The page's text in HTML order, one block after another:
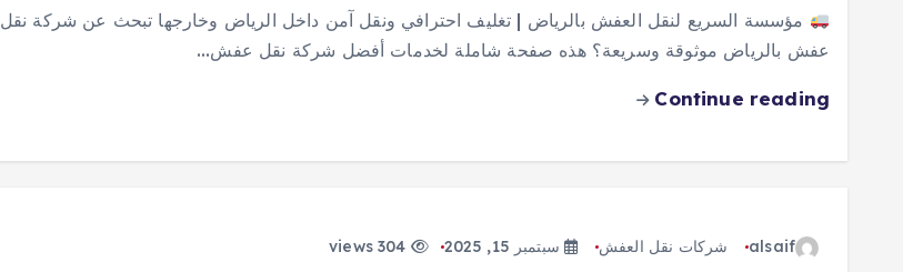
مؤسسة السريع لنقل العفش بالرياض | تغليف احترافي ونقل آمن داخل الرياض وخارجها تبحث عن شركة نقل
عفش بالرياض موثوقة وسريعة؟ هذه صفحة شاملة لخدمات أفضل شركة نقل عفش…
Continue reading
alsaif شركات نقل العفش سبتمبر 15, 2025